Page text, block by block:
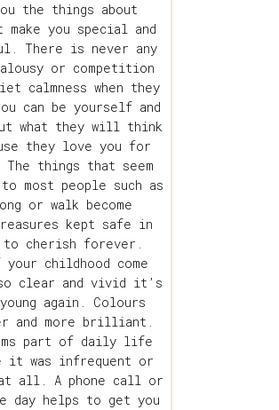
the things about
you special and
There is never any
or competition
calmness when they
can be yourself and
what they will think
they love you for
The things that seem
most people such as
or walk become
kept safe in
to cherish forever.
your childhood come
clear and vivid it’s
again. Colours
and more brilliant.
part of daily life
it was infrequent or
all. A phone call or
day helps to get you